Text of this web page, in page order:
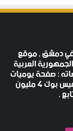
دمشق , موقع
العربية
: صفحة يوميات
في دمشق على فيس بوك 4 مليون .